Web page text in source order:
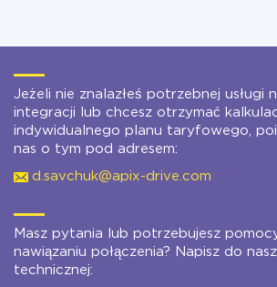
Jeżeli nie znalazłeś potrzebnej usługi
integracji lub chcesz otrzymać
indywidualnego planu taryfowego,
nas o tym pod adresem:
d.savchuk@apix-drive.com
Masz pytania lub potrzebujesz
nawiązaniu połączenia? Napisz do
technicznej: